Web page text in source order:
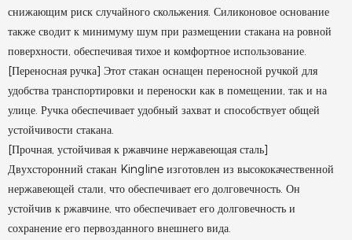
снижающим риск случайного скольжения. Силиконовое основание
также сводит к минимуму шум при размещении стакана на ровной
поверхности, обеспечивая тихое и комфортное использование.
[Переносная ручка] Этот стакан оснащен переносной ручкой для
удобства транспортировки и переноски как в помещении, так и на
улице. Ручка обеспечивает удобный захват и способствует общей
устойчивости стакана.
[Прочная, устойчивая к ржавчине нержавеющая сталь]
Двухсторонний стакан Kingline изготовлен из высококачественной
нержавеющей стали, что обеспечивает его долговечность. Он
устойчив к ржавчине, что обеспечивает его долговечность и
сохранение его первозданного внешнего вида.